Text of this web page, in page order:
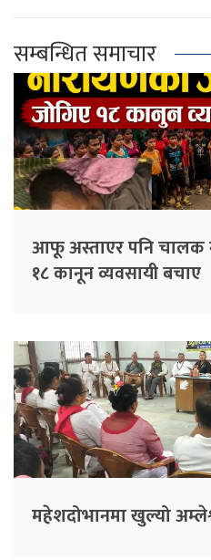
सम्बन्धित समाचार
आफू अस्ताएर पनि चालक
१८ कानून व्यवसायी बचाए
महेशदोभानमा खुल्यो